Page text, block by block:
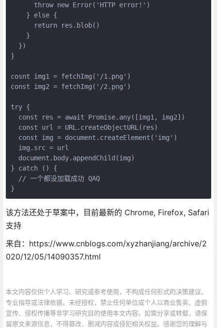
      throw new Error('HTTP error!')
    } else {
      return res.blob()
    }
  })
}
cosnt img1 = fetchImg('/1.png')
const img2 = fetchImg('/2.png')
try {
  const res = await Promise.any([img1, img2])
  const url = URL.createObjectURL(res)
  const img = document.createElement('img')
  img.src = url
  document.body.appendChild(img)
} catch () {
  // 一个都没加载成功 QAQ
该方法还处于草案中，目前最新的 Chrome, Firefox, Safari
支持
来自：https://www.cnblogs.com/xyzhanjiang/archive/2
020/12/05/14090357.html
本文内容仅供个人学习、研究或参考使用，不构成任何形式的决策建议、
专业指导或法律依据。未经授权，禁止任何单位或个人以商业售卖、虚假
宣传、侵权传播等非学习研究目的使用本文内容。如需分享或转载，请保
留原文来源信息，不得篡改、删减内容或侵犯相关权益。感谢您的理解与